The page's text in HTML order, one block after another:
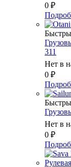
0 ₽
311
Нет в
0 ₽
Нет в
0 ₽